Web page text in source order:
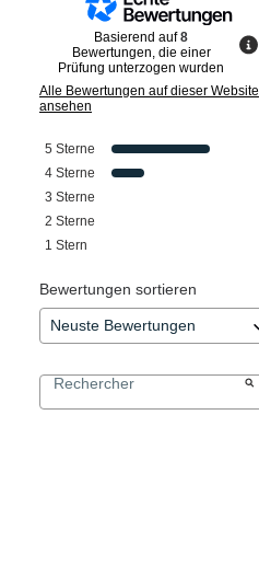
Basierend auf8
Bewertungen, die einer
Prüfung unterzogen wurden
Alle Bewertungen auf dieser Website
ansehen
5 Sterne
4 Sterne
3 Sterne
2 Sterne
1 Stern
Bewertungen sortieren